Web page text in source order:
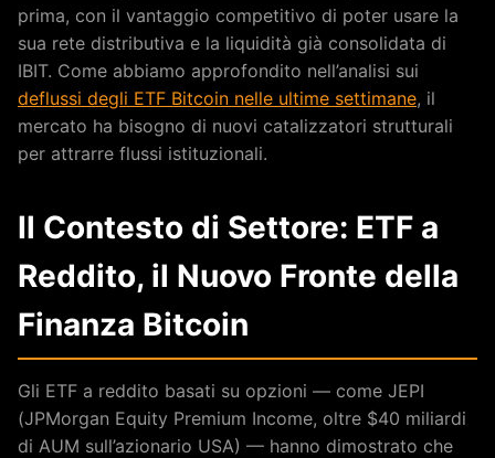
prima, con il vantaggio competitivo di poter usare la
sua rete distributiva e la liquidità già consolidata di
IBIT. Come abbiamo approfondito nell’analisi sui
deflussi degli ETF Bitcoin nelle ultime settimane, il
mercato ha bisogno di nuovi catalizzatori strutturali
per attrarre flussi istituzionali.
Il Contesto di Settore: ETF a
Reddito, il Nuovo Fronte della
Finanza Bitcoin
Gli ETF a reddito basati su opzioni — come JEPI
(JPMorgan Equity Premium Income, oltre $40 miliardi
di AUM sull’azionario USA) — hanno dimostrato che